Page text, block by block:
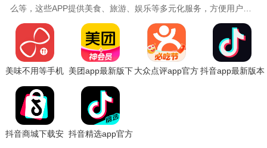
么等，这些APP提供美食、旅游、娱乐等多元化服务，方便用户查
找优惠、预订餐厅、规划行程，让吃喝玩乐变得更加便捷和丰富。
美味不用等手机 美团app最新版下 大众点评app官方抖音app最新版本
抖音商城下载安 抖音精选app官方